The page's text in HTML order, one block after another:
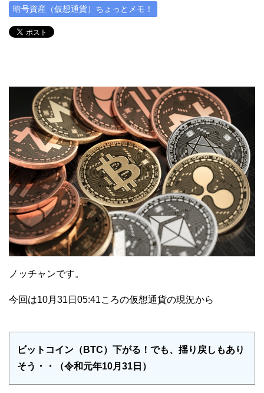
暗号資産（仮想通貨）ちょっとメモ！
ノッチャンです。
今回は10月31日05:41ころの仮想通貨の現況から
ビットコイン（BTC）下がる！でも、揺り戻しもあり
そう・・（令和元年10月31日）